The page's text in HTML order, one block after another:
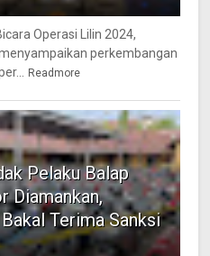
Operasi Lilin 2024,
perkembangan
Readmore
Pelaku Balap
Diamankan,
Terima Sanksi